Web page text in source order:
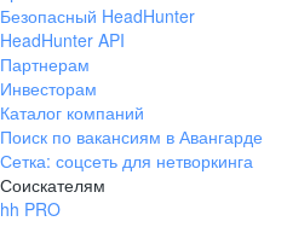
Безопасный HeadHunter
HeadHunter API
Партнерам
Инвесторам
Каталог компаний
Поиск по вакансиям в Авангарде
Сетка: соцсеть для нетворкинга
Соискателям
hh PRO